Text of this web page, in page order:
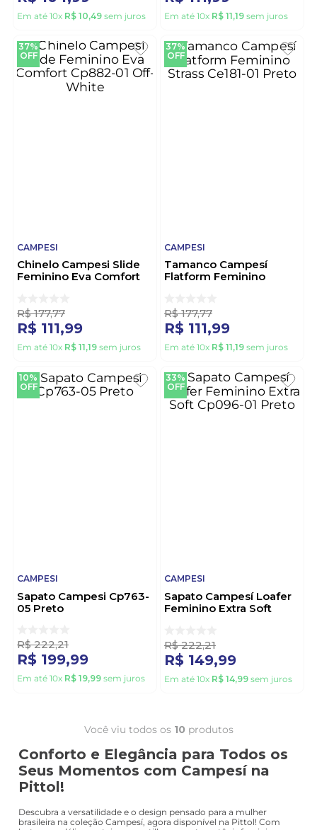
Em até 10x R$ 10,49 sem juros Em até 10x R$ 11,19 sem juros
37%
OFF
CAMPESI
Chinelo Campesi Slide
Feminino Eva Comfort
R$ 177,77
R$ 111,99
Em até 10x R$ 11,19 sem juros
37%
OFF
CAMPESI
Tamanco Campesí
Flatform Feminino
R$ 177,77
R$ 111,99
Em até 10x R$ 11,19 sem juros
10%
OFF
CAMPESI
Sapato Campesi Cp763-
05 Preto
R$ 222,21
R$ 199,99
Em até 10x R$ 19,99 sem juros
33%
OFF
CAMPESI
Sapato Campesí Loafer
Feminino Extra Soft
R$ 222,21
R$ 149,99
Em até 10x R$ 14,99 sem juros
Você viu todos os 10 produtos
Conforto e Elegância para Todos os
Seus Momentos com Campesí na
Pittol!
Descubra a versatilidade e o design pensado para a mulher
brasileira na coleção Campesí, agora disponível na Pittol! Com